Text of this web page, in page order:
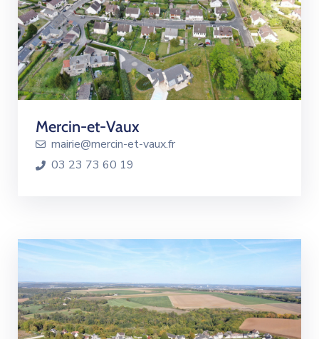
Mercin-et-Vaux
mairie@mercin-et-vaux.fr
03 23 73 60 19